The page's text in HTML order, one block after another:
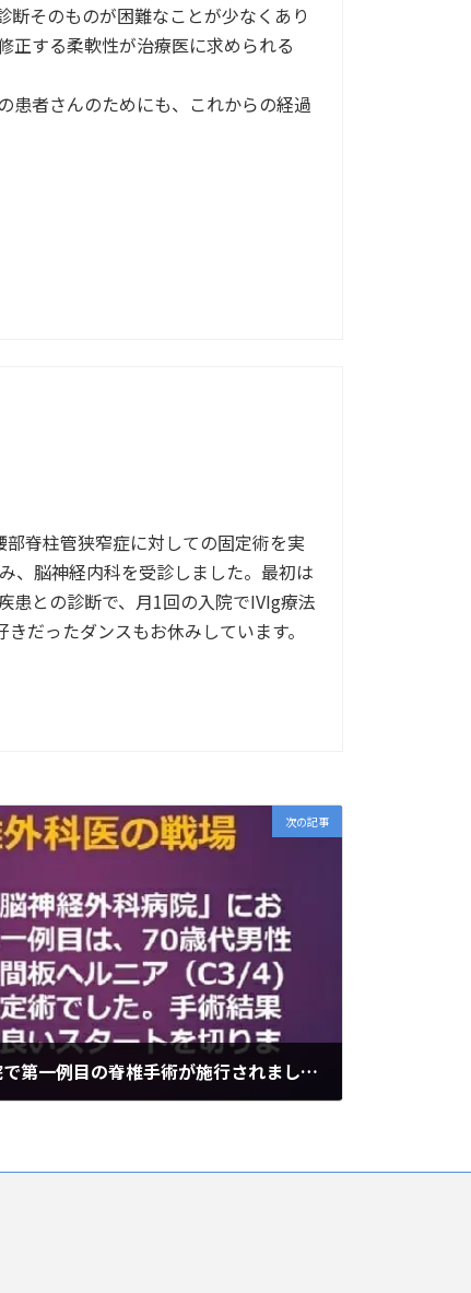
そのものが困難なことが少なくあり
正する柔軟性が治療医に求められる
患者さんのためにも、これからの経過
脊柱管狭窄症に対しての固定術を実
、脳神経内科を受診しました。最初は
患との診断で、月1回の入院でIVIg療法
だったダンスもお休みしています。
次の記事
札幌美しが丘脳神経外科病院で第一例目の脊椎手術が施行されました。